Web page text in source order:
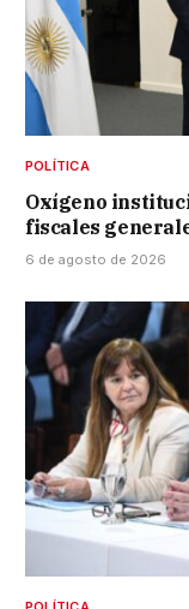
POLÍTICA
Oxígeno
fiscales
6 de agosto de 2026